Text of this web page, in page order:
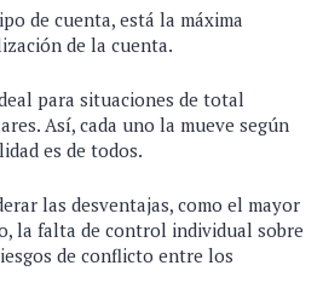
de cuenta, está la máxima
de la cuenta.
para situaciones de total
Así, cada uno la mueve según
es de todos.
las desventajas, como el mayor
la falta de control individual sobre
de conflicto entre los